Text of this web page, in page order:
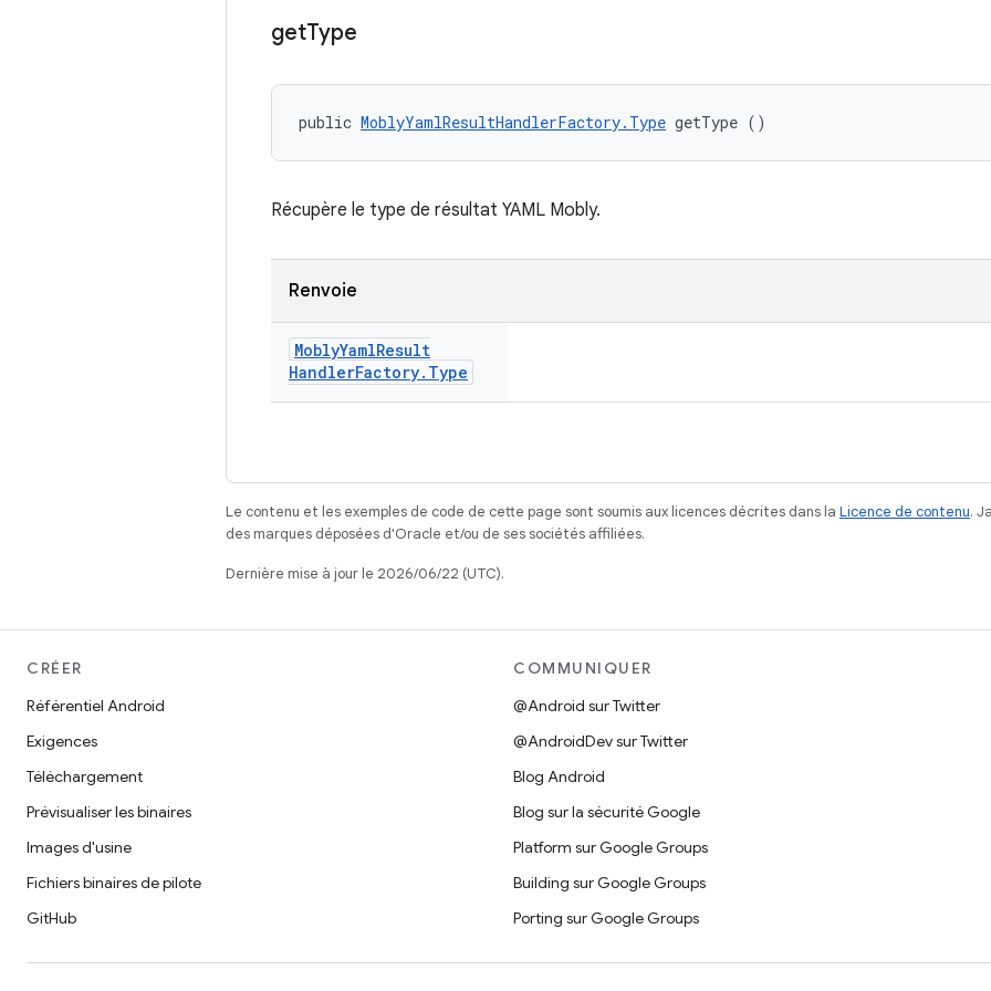
getType
public MoblyYamlResultHandlerFactory.Type getType ()
Récupère le type de résultat YAML Mobly.
Renvoie
MoblyYamlResult
HandlerFactory. Type
Le contenu et les exemples de code de cette page sont soumis aux licences décrites dans la Licence de contenu.
des marques déposées d'Oracle et/ou de ses sociétés affiliées.
Dernière mise à jour le 2026/06/22 (UTC).
CRÉER
Référentiel Android
Exigences
Téléchargement
Prévisualiser les binaires
Images d'usine
Fichiers binaires de pilote
GitHub
COMMUNIQUER
@Android sur Twitter
@AndroidDev sur Twitter
Blog Android
Blog sur la sécurité Google
Platform sur Google Groups
Building sur Google Groups
Porting sur Google Groups